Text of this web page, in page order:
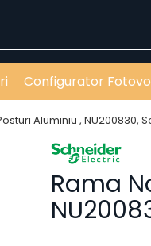
Configurator
Aluminiu , NU200830,
Rama